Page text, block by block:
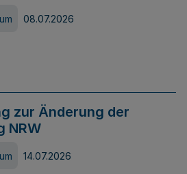
08.07.2026
zur Änderung der
NRW
14.07.2026